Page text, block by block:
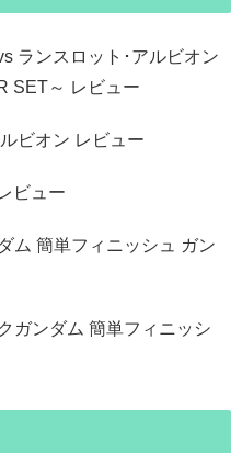
ランスロット･アルビオン
SET～ レビュー
ビオン レビュー
ビュー
ム 簡単フィニッシュ ガン
ガンダム 簡単フィニッシ